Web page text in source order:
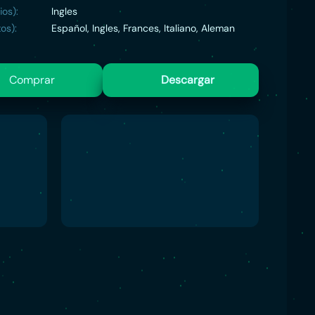
Ingles
Español, Ingles, Frances, Italiano, Aleman
Comprar Descargar